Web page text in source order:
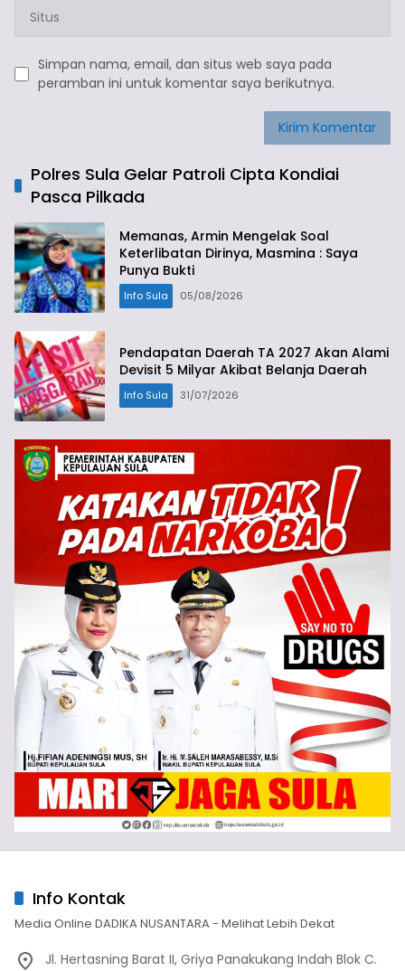
Simpan nama, email, dan situs web saya pada
peramban ini untuk komentar saya berikutnya.
Polres Sula Gelar Patroli Cipta Kondiai
Pasca Pilkada
Memanas, Armin Mengelak Soal
Keterlibatan Dirinya, Masmina : Saya
Punya Bukti
Info Sula 05/08/2026
Pendapatan Daerah TA 2027 Akan Alami
Devisit 5 Milyar Akibat Belanja Daerah
Info Sula 31/07/2026
Info Kontak
Media Online DADIKA NUSANTARA - Melihat Lebih Dekat
Jl. Hertasning Barat II, Griya Panakukang Indah Blok C.